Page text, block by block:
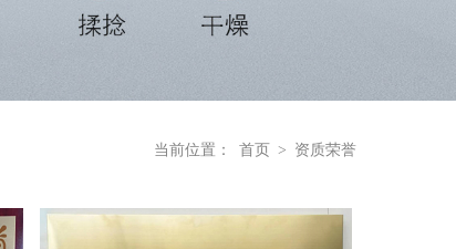
当前位置： 首页 > 资质荣誉